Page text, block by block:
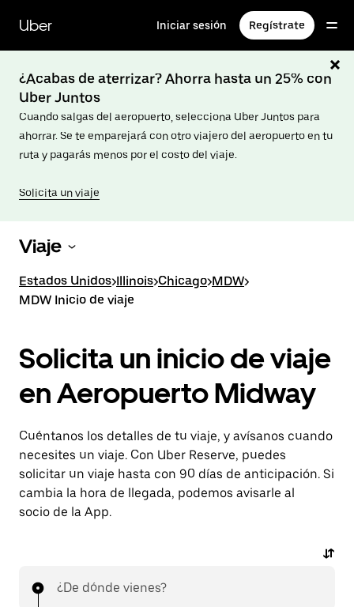
contenido
principal
Uber Iniciar sesión Regístrate
¿Acabas de aterrizar? Ahorra hasta un 25% con
Uber Juntos
Cuando salgas del aeropuerto, selecciona Uber Juntos para
ahorrar. Se te emparejará con otro viajero del aeropuerto en tu
ruta y pagarás menos por el costo del viaje.
Solicita un viaje
Viaje
Estados Unidos>Illinois>Chicago>MDW>
MDW Inicio de viaje
Solicita un inicio de viaje
en Aeropuerto Midway
Cuéntanos los detalles de tu viaje, y avísanos cuando
necesites un viaje. Con Uber Reserve, puedes
solicitar un viaje hasta con 90 días de anticipación. Si
cambia la hora de llegada, podemos avisarle al
socio de la App.
¿De dónde vienes?